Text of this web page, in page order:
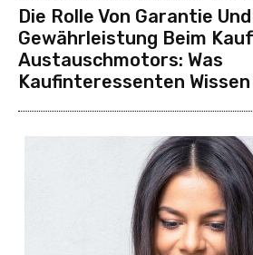
Die Rolle Von Garantie Und
Gewährleistung Beim
Austauschmotors: Was
Kaufinteressenten